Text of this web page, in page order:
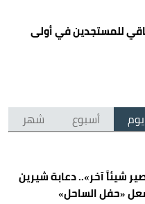
للمستجدين في أولى
يوم أسبوع شهر
شيئاً آخر».. دعابة شيرين
«حفل الساحل»